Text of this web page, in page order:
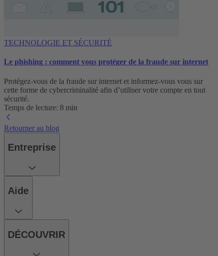
TECHNOLOGIE ET SÉCURITÉ
Le phishing : comment vous protéger de la fraude sur internet
Protégez-vous de la fraude sur internet et informez-vous vous sur
cette forme de cybercriminalité afin d’utiliser votre compte en tout
sécurité.
Temps de lecture: 8 min
Retourner au blog
Entreprise
Aide
DÉCOUVRIR